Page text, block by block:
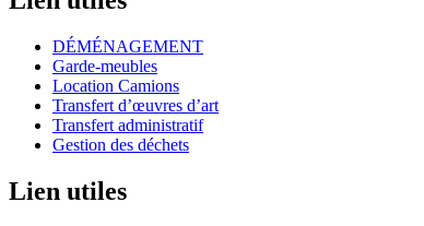
DÉMÉNAGEMENT
Garde-meubles
Location Camions
Transfert d’œuvres d’art
Transfert administratif
Gestion des déchets
Lien utiles